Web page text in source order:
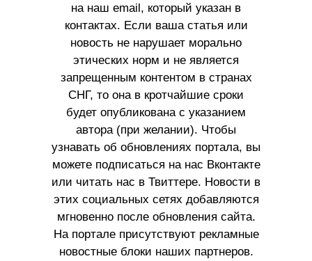
на наш email, который указан в
контактах. Если ваша статья или
новость не нарушает морально
этических норм и не является
запрещенным контентом в странах
СНГ, то она в кротчайшие сроки
будет опубликована с указанием
автора (при желании). Чтобы
узнавать об обновлениях портала, вы
можете подписаться на нас Вконтакте
или читать нас в Твиттере. Новости в
этих социальных сетях добавляются
мгновенно после обновления сайта.
На портале присутствуют рекламные
новостные блоки наших партнеров.